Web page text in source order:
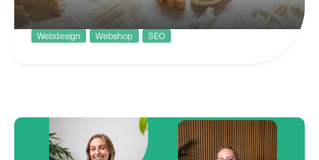
Webdesign Webshop SEO